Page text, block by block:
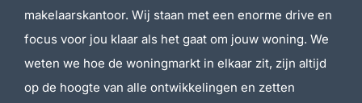
makelaarskantoor. Wij staan met een enorme drive en
focus voor jou klaar als het gaat om jouw woning. We
weten we hoe de woningmarkt in elkaar zit, zijn altijd
op de hoogte van alle ontwikkelingen en zetten